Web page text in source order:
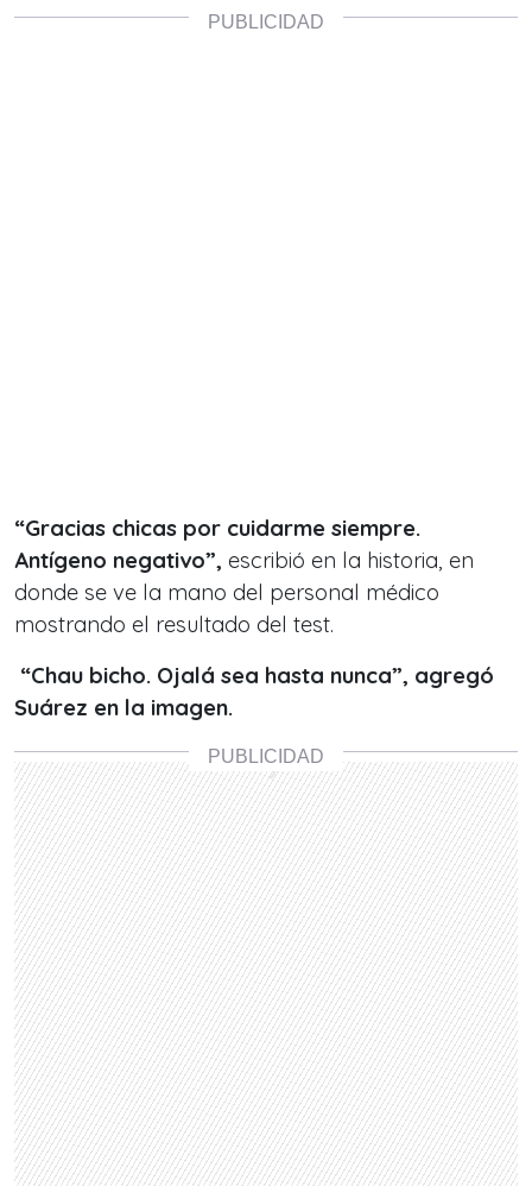
“Gracias chicas por cuidarme siempre.
Antígeno negativo”, escribió en la historia, en
donde se ve la mano del personal médico
mostrando el resultado del test.
“Chau bicho. Ojalá sea hasta nunca”, agregó
Suárez en la imagen.